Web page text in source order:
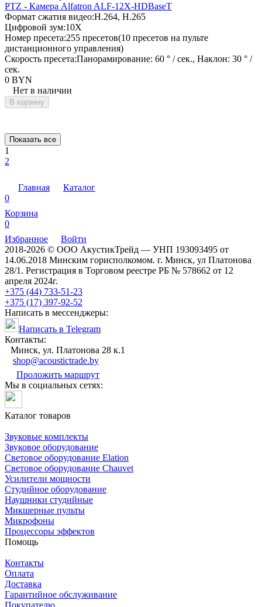
PTZ - Камера Alfatron ALF-12X-HDBaseT
Формат сжатия видео:H.264, H.265
Цифровой зум:10X
Номер пресета:255 пресетов(10 пресетов на пульте
дистанционного управления)
Скорость пресета:Панорамирование: 60 ° / сек., Наклон: 30 ° /
сек.
0 BYN
Нет в наличии
В корзину
Показать все
1
2
Главная
Каталог
0
Корзина
0
Избранное
Войти
2018-2026 © ООО АкустикТрейд — УНП 193093495 от
14.06.2018 Минским горисполкомом. г. Минск, ул Платонова
28/1. Регистрация в Торговом реестре РБ № 578662 от 12
апреля 2024г.
+375 (44) 733-51-23
+375 (17) 397-92-52
Написать в мессенджеры:
Написать в Telegram
Контакты:
Минск, ул. Платонова 28 к.1
shop@acoustictrade.by
Проложить маршрут
Мы в социальных сетях:
Каталог товаров
Звуковые комплекты
Звуковое оборудование
Световое оборудование Elation
Cветовое оборудование Chauvet
Усилители мощности
Студийное оборудование
Наушники студийные
Микшерные пульты
Микрофоны
Процессоры эффектов
Помощь
Контакты
Оплата
Доставка
Гарантийное обслуживание
Покупателю